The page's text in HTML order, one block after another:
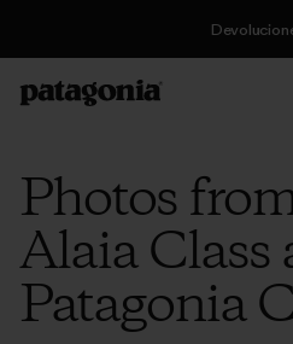
Photos
Alaia Class
Patagonia